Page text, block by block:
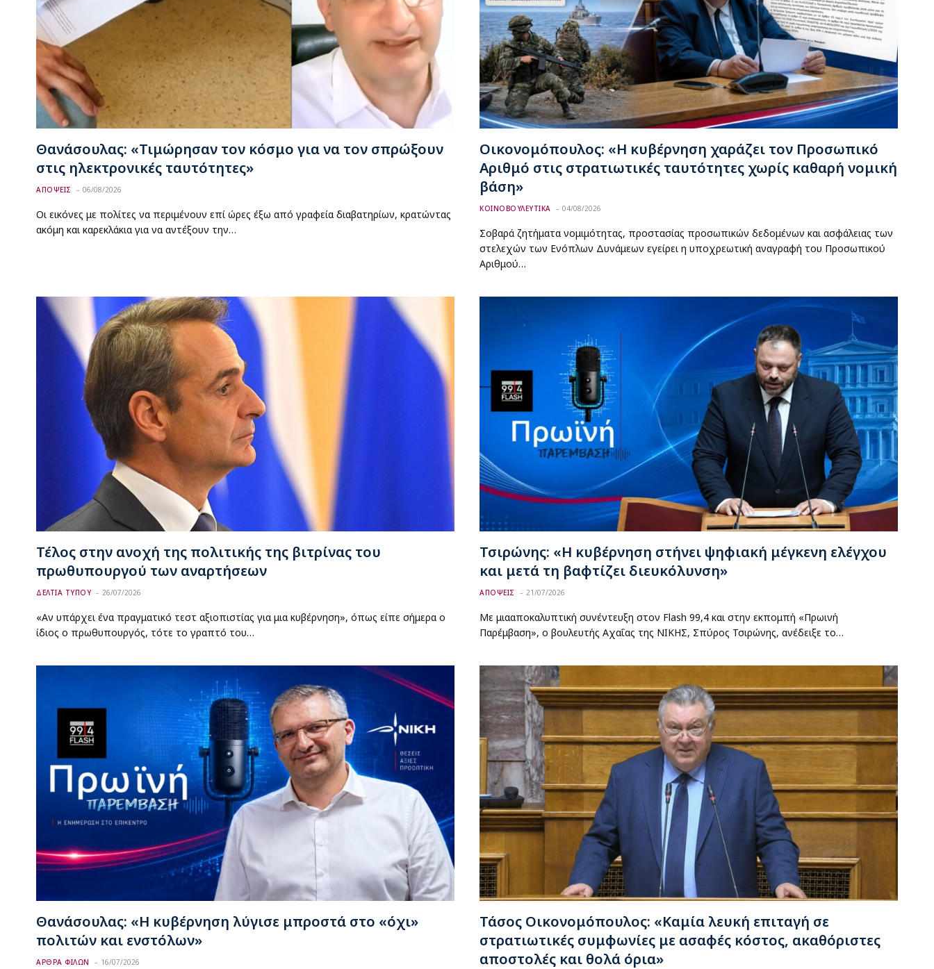
Θανάσουλας: «Τιμώρησαν τον κόσμο για να τον σπρώξουν
στις ηλεκτρονικές ταυτότητες»
ΑΠΟΨΕΙΣ 06/08/2026
Οι εικόνες με πολίτες να περιμένουν επί ώρες έξω από γραφεία διαβατηρίων, κρατώντας
ακόμη και καρεκλάκια για να αντέξουν την…
Οικονομόπουλος: «Η κυβέρνηση χαράζει τον Προσωπικό
Αριθμό στις στρατιωτικές ταυτότητες χωρίς καθαρή νομική
βάση»
ΚΟΙΝΟΒΟΥΛΕΥΤΙΚΑ 04/08/2026
Σοβαρά ζητήματα νομιμότητας, προστασίας προσωπικών δεδομένων και ασφάλειας των
στελεχών των Ενόπλων Δυνάμεων εγείρει η υποχρεωτική αναγραφή του Προσωπικού
Αριθμού…
Τέλος στην ανοχή της πολιτικής της βιτρίνας του
πρωθυπουργού των αναρτήσεων
ΔΕΛΤΙΑ ΤΥΠΟΥ 26/07/2026
«Αν υπάρχει ένα πραγματικό τεστ αξιοπιστίας για μια κυβέρνηση», όπως είπε σήμερα ο
ίδιος ο πρωθυπουργός, τότε το γραπτό του…
Τσιρώνης: «Η κυβέρνηση στήνει ψηφιακή μέγκενη ελέγχου
και μετά τη βαφτίζει διευκόλυνση»
ΑΠΟΨΕΙΣ 21/07/2026
Με μιααποκαλυπτική συνέντευξη στον Flash 99,4 και στην εκπομπή «Πρωινή
Παρέμβαση», ο βουλευτής Αχαΐας της ΝΙΚΗΣ, Σπύρος Τσιρώνης, ανέδειξε το…
Θανάσουλας: «Η κυβέρνηση λύγισε μπροστά στο «όχι»
πολιτών και ενστόλων»
ΑΡΘΡΑ ΦΙΛΩΝ 16/07/2026
Τάσος Οικονομόπουλος: «Καμία λευκή επιταγή σε
στρατιωτικές συμφωνίες με ασαφές κόστος, ακαθόριστες
αποστολές και θολά όρια»